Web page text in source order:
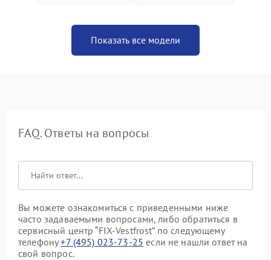
Показать все модели
FAQ. Ответы на вопросы
Вы можете ознакомиться с приведенными ниже
часто задаваемыми вопросами, либо обратиться в
сервисный центр “FIX-Vestfrost” по следующему
телефону+7 (495) 023-73-25 если не нашли ответ на
свой вопрос.